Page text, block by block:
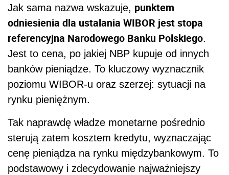
Jak sama nazwa wskazuje, punktem
odniesienia dla ustalania WIBOR jest stopa
referencyjna Narodowego Banku Polskiego.
Jest to cena, po jakiej NBP kupuje od innych
banków pieniądze. To kluczowy wyznacznik
poziomu WIBOR-u oraz szerzej: sytuacji na
rynku pieniężnym.
Tak naprawdę władze monetarne pośrednio
sterują zatem kosztem kredytu, wyznaczając
cenę pieniądza na rynku międzybankowym. To
podstawowy i zdecydowanie najważniejszy